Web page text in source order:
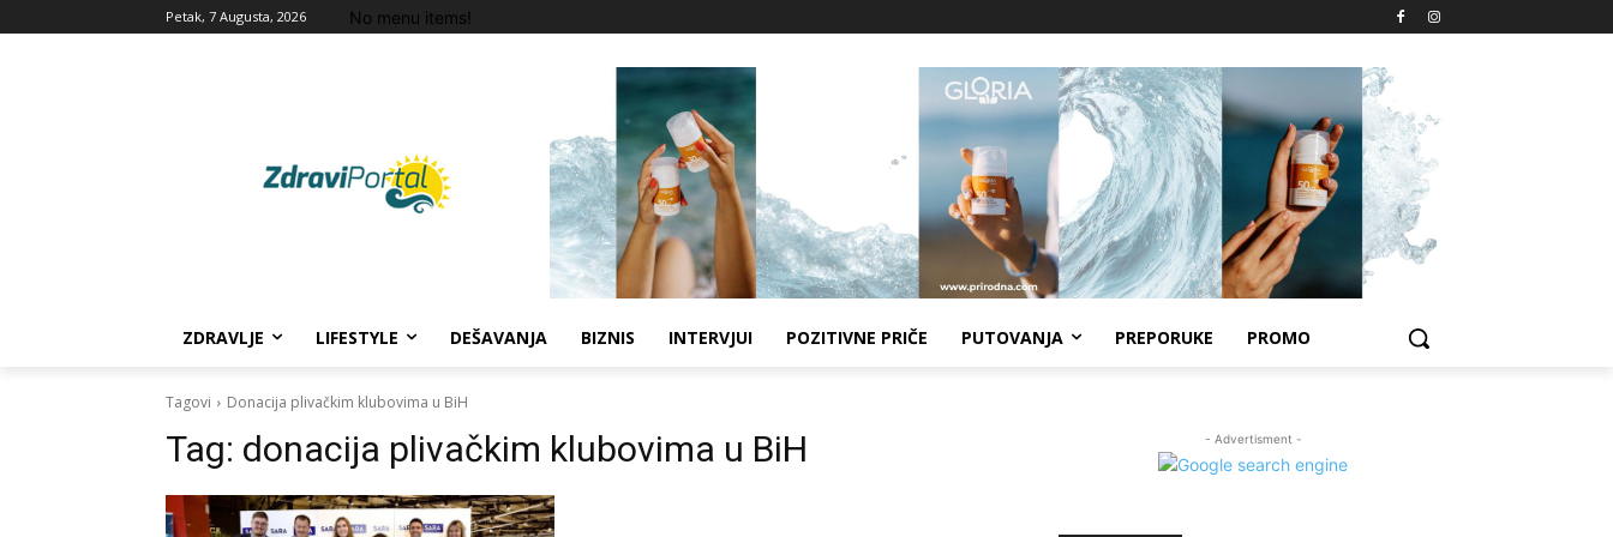
Petak, 7 Augusta, 2026 No menu items!
ZDRAVLJE LIFESTYLE DEŠAVANJA BIZNIS INTERVJUI POZITIVNE PRIČE PUTOVANJA PREPORUKE PROMO
Tagovi Donacija plivačkim klubovima u BiH
Tag: donacija plivačkim klubovima u BiH - Advertisment -